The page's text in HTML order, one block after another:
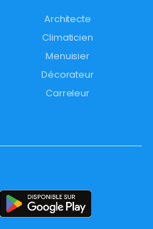
Architecte
Climaticien
Menuisier
Décorateur
Carreleur